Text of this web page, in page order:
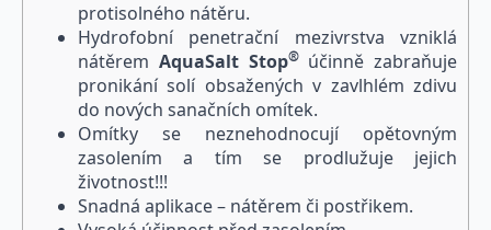
protisolného nátěru.
Hydrofobní penetrační mezivrstva vzniklá
nátěrem AquaSaltStop®účinně zabraňuje
pronikání solí obsažených v zavlhlém zdivu
do nových sanačních omítek.
Omítky se neznehodnocují opětovným
zasolením a tím se prodlužuje jejich
životnost!!!
Snadná aplikace – nátěrem či postřikem.